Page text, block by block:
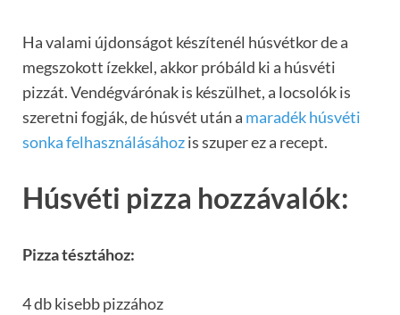
Ha valami újdonságot készítenél húsvétkor de a
megszokott ízekkel, akkor próbáld ki a húsvéti
pizzát. Vendégvárónak is készülhet, a locsolók is
szeretni fogják, de húsvét után a maradék húsvéti
sonka felhasználásáhozis szuper ez a recept.
Húsvéti pizza hozzávalók:
Pizza tésztához:
4 db kisebb pizzához